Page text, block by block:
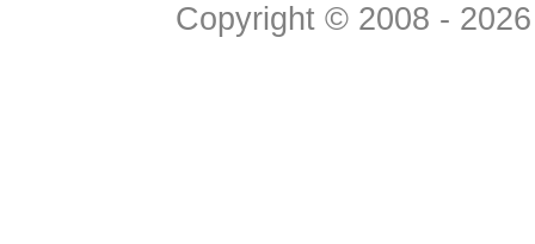
Copyright © 2008 -